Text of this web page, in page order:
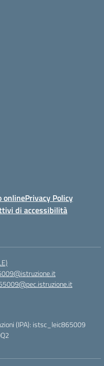
onlinePrivacy Policy
di accessibilità
(IPA): istsc_leic865009